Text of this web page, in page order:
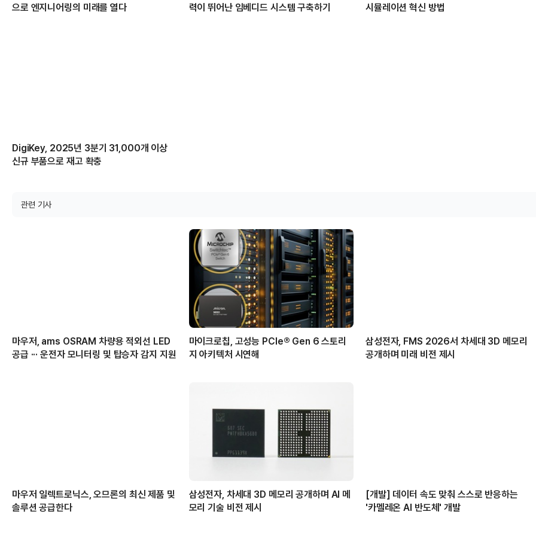
으로 엔지니어링의 미래를 열다
력이 뛰어난 임베디드 시스템 구축하기
시뮬레이션 혁신 방법
DigiKey, 2025년 3분기 31,000개 이상
신규 부품으로 재고 확충
관련 기사
마우저, ams OSRAM 차량용 적외선 LED
공급 ··· 운전자 모니터링 및 탑승자 감지 지원
마이크로칩, 고성능 PCIe® Gen 6 스토리
지 아키텍처 시연해
삼성전자, FMS 2026서 차세대 3D 메모리
공개하며 미래 비전 제시
마우저 일렉트로닉스, 오므론의 최신 제품 및
솔루션 공급한다
삼성전자, 차세대 3D 메모리 공개하며 AI 메
모리 기술 비전 제시
[개발] 데이터 속도 맞춰 스스로 반응하는
'카멜레온 AI 반도체' 개발